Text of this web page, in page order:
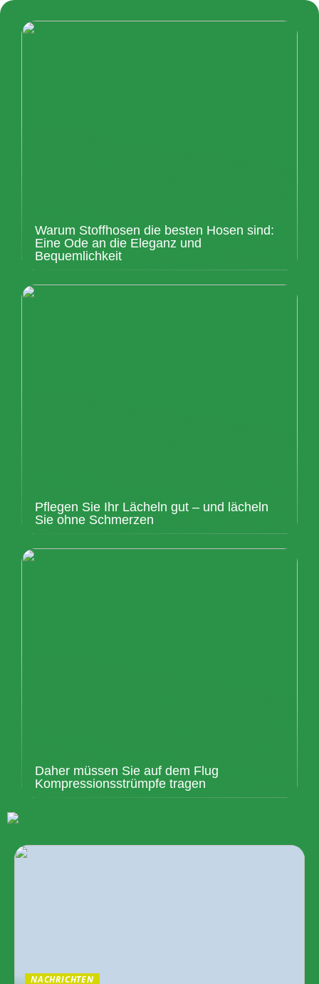
Warum Stoffhosen die besten Hosen sind:
Eine Ode an die Eleganz und
Bequemlichkeit
Pflegen Sie Ihr Lächeln gut – und lächeln
Sie ohne Schmerzen
Daher müssen Sie auf dem Flug
Kompressionsstrümpfe tragen
NACHRICHTEN